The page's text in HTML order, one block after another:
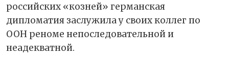
российских «козней» германская
дипломатия заслужила у своих коллег по
ООН реноме непоследовательной и
неадекватной.